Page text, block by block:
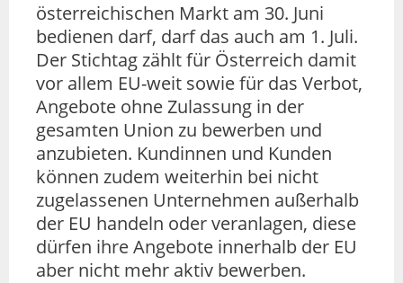
österreichischen Markt am 30. Juni
bedienen darf, darf das auch am 1. Juli.
Der Stichtag zählt für Österreich damit
vor allem EU-weit sowie für das Verbot,
Angebote ohne Zulassung in der
gesamten Union zu bewerben und
anzubieten. Kundinnen und Kunden
können zudem weiterhin bei nicht
zugelassenen Unternehmen außerhalb
der EU handeln oder veranlagen, diese
dürfen ihre Angebote innerhalb der EU
aber nicht mehr aktiv bewerben.